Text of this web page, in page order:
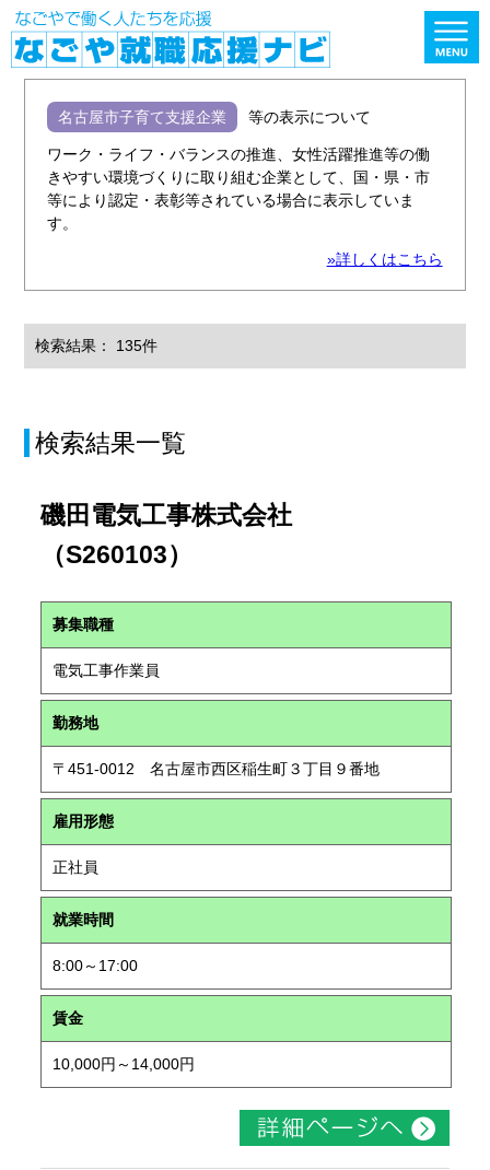
名古屋市子育て支援企業 等の表示について
ワーク・ライフ・バランスの推進、女性活躍推進等の働
きやすい環境づくりに取り組む企業として、国・県・市
等により認定・表彰等されている場合に表示していま
す。
»詳しくはこちら
検索結果： 135件
検索結果一覧
磯田電気工事株式会社
（S260103）
募集職種
電気工事作業員
勤務地
〒451-0012 名古屋市西区稲生町３丁目９番地
雇用形態
正社員
就業時間
8:00～17:00
賃金
10,000円～14,000円